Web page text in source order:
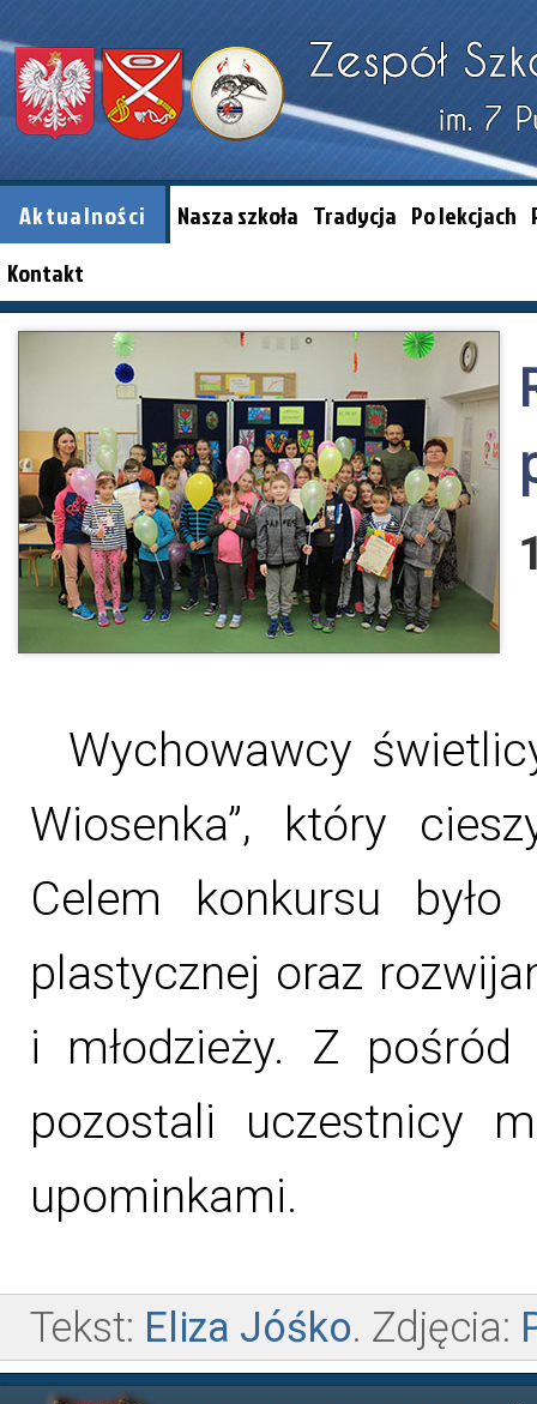
Aktualności Nasza szkoła Tradycja Po lekcjach
Kontakt
Wychowawcy
Wiosenka”, który
Celem konkursu było
plastycznej oraz
i młodzieży. Z
pozostali uczestnicy
upominkami.
Tekst: Eliza Jóśko. Zdjęcia: